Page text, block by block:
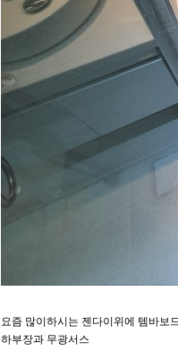
요즘 많이하시는 젠다이위에 템바보
하부장과 무광서스